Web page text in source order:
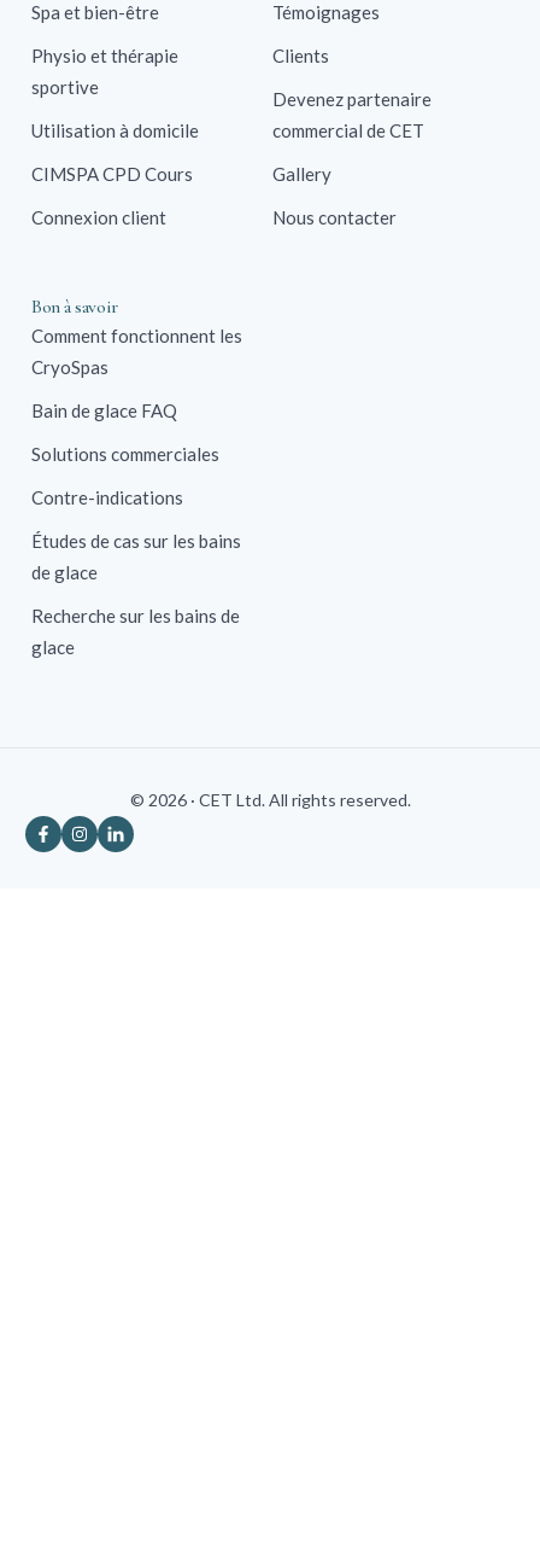
Spa et bien-être
Physio et thérapie
sportive
Utilisation à domicile
CIMSPA CPD Cours
Connexion client
Témoignages
Clients
Devenez partenaire
commercial de CET
Gallery
Nous contacter
Bon à savoir
Comment fonctionnent les
CryoSpas
Bain de glace FAQ
Solutions commerciales
Contre-indications
Études de cas sur les bains
de glace
Recherche sur les bains de
glace
© 2026 · CET Ltd. All rights reserved.